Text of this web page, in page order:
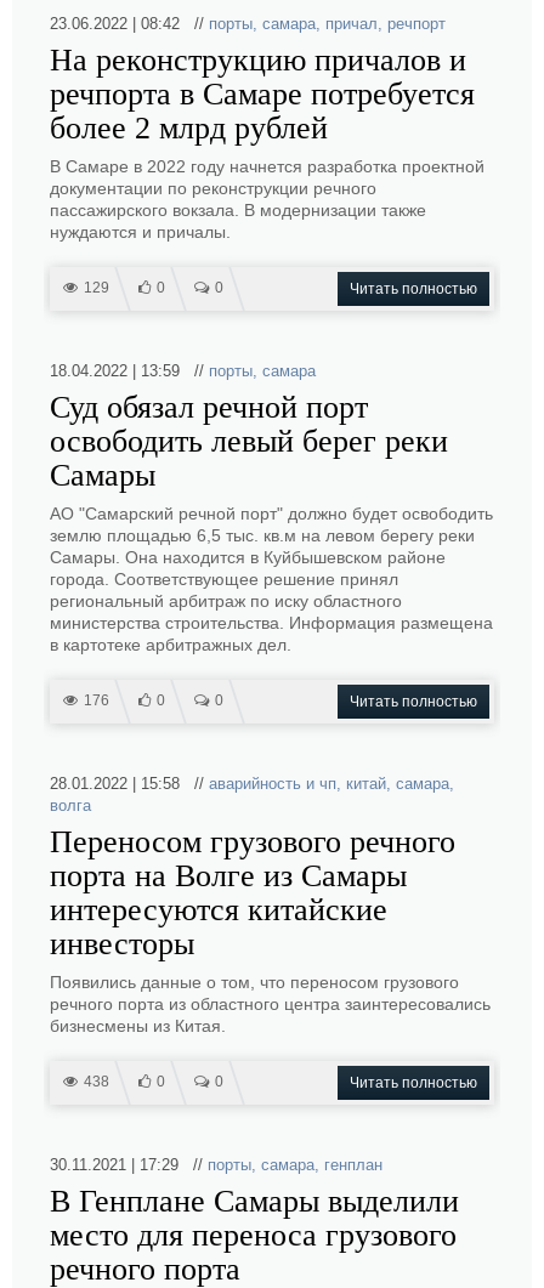
23.06.2022 | 08:42 // порты, самара, причал, речпорт
На реконструкцию причалов и
речпорта в Самаре потребуется
более 2 млрд рублей
В Самаре в 2022 году начнется разработка проектной
документации по реконструкции речного
пассажирского вокзала. В модернизации также
нуждаются и причалы.
129 0 0 Читать полностью
18.04.2022 | 13:59 // порты, самара
Суд обязал речной порт
освободить левый берег реки
Самары
АО "Самарский речной порт" должно будет освободить
землю площадью 6,5 тыс. кв.м на левом берегу реки
Самары. Она находится в Куйбышевском районе
города. Соответствующее решение принял
региональный арбитраж по иску областного
министерства строительства. Информация размещена
в картотеке арбитражных дел.
176 0 0 Читать полностью
28.01.2022 | 15:58 // аварийность и чп, китай, самара,
волга
Переносом грузового речного
порта на Волге из Самары
интересуются китайские
инвесторы
Появились данные о том, что переносом грузового
речного порта из областного центра заинтересовались
бизнесмены из Китая.
438 0 0 Читать полностью
30.11.2021 | 17:29 // порты, самара, генплан
В Генплане Самары выделили
место для переноса грузового
речного порта